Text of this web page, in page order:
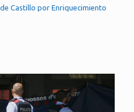
Castillo por Enriquecimiento